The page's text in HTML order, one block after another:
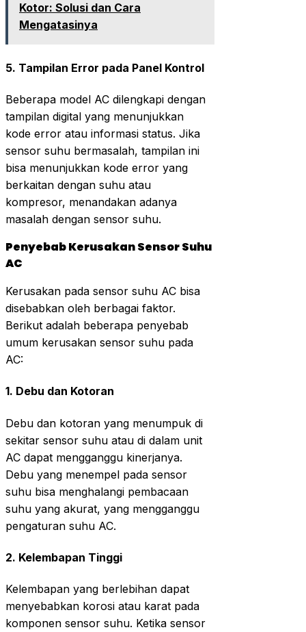
Kotor: Solusi dan Cara
Mengatasinya
5. Tampilan Error pada Panel Kontrol
Beberapa model AC dilengkapi dengan
tampilan digital yang menunjukkan
kode error atau informasi status. Jika
sensor suhu bermasalah, tampilan ini
bisa menunjukkan kode error yang
berkaitan dengan suhu atau
kompresor, menandakan adanya
masalah dengan sensor suhu.
Penyebab Kerusakan Sensor Suhu
AC
Kerusakan pada sensor suhu AC bisa
disebabkan oleh berbagai faktor.
Berikut adalah beberapa penyebab
umum kerusakan sensor suhu pada
AC:
1. Debu dan Kotoran
Debu dan kotoran yang menumpuk di
sekitar sensor suhu atau di dalam unit
AC dapat mengganggu kinerjanya.
Debu yang menempel pada sensor
suhu bisa menghalangi pembacaan
suhu yang akurat, yang mengganggu
pengaturan suhu AC.
2. Kelembapan Tinggi
Kelembapan yang berlebihan dapat
menyebabkan korosi atau karat pada
komponen sensor suhu. Ketika sensor